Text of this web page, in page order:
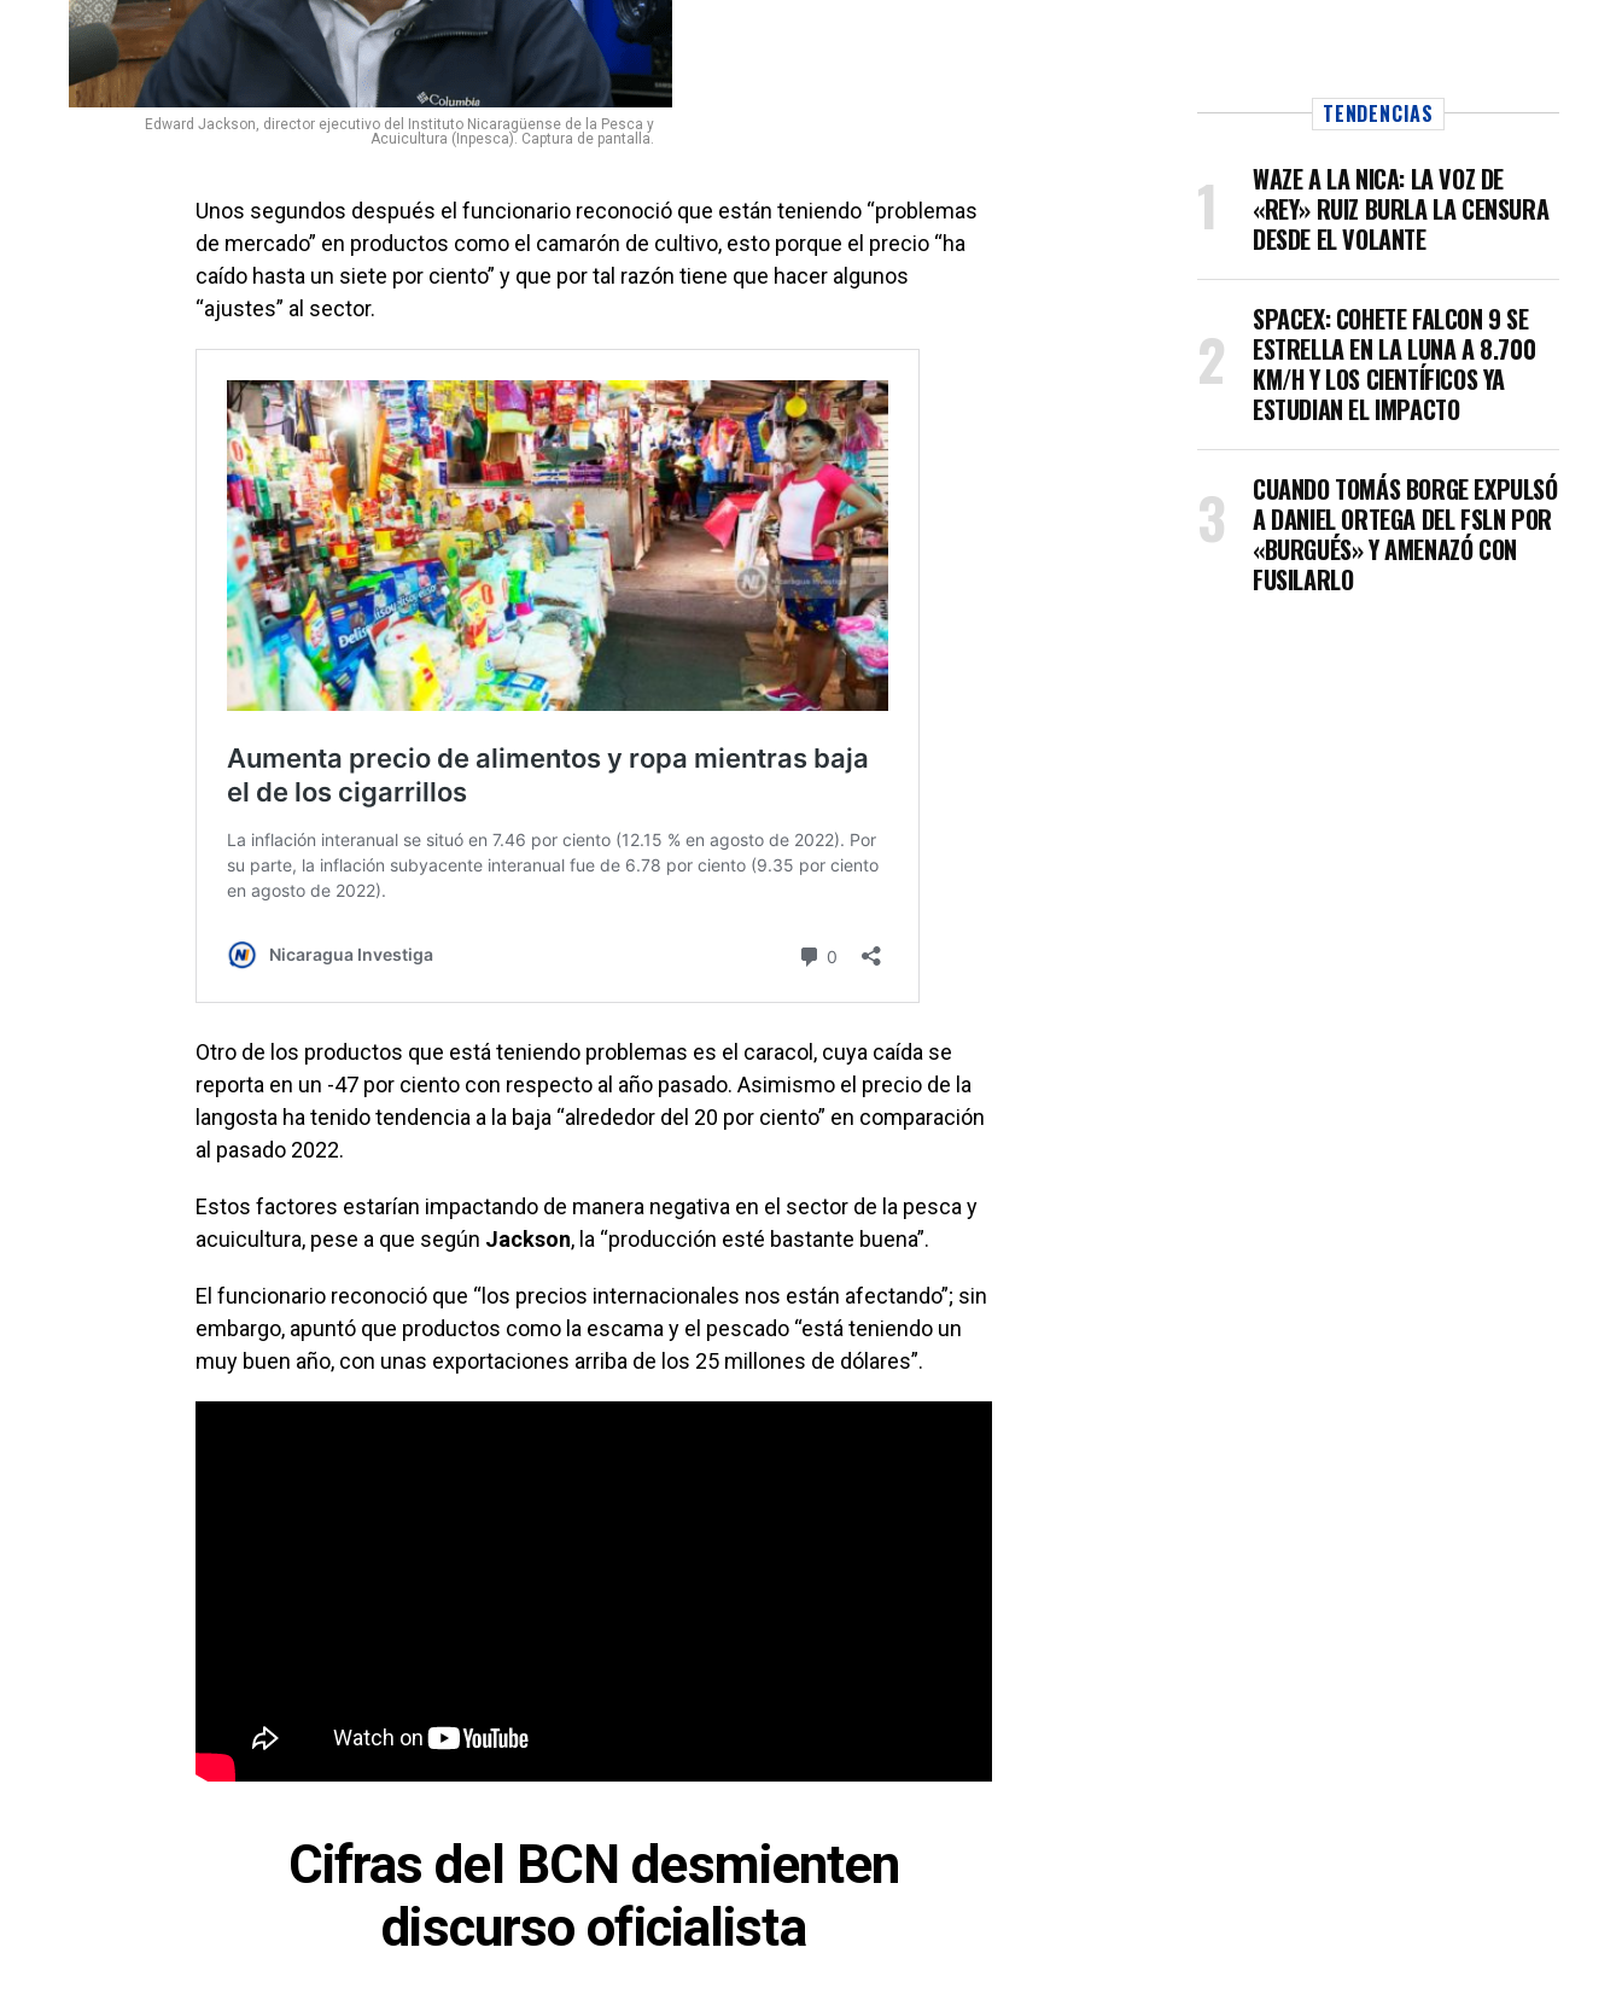
Edward Jackson, director ejecutivo del Instituto Nicaragüense de la Pesca y
Acuicultura (Inpesca). Captura de pantalla.
Unos segundos después el funcionario reconoció que están teniendo “problemas
de mercado” en productos como el camarón de cultivo, esto porque el precio “ha
caído hasta un siete por ciento” y que por tal razón tiene que hacer algunos
“ajustes” al sector.
Otro de los productos que está teniendo problemas es el caracol, cuya caída se
reporta en un -47 por ciento con respecto al año pasado. Asimismo el precio de la
langosta ha tenido tendencia a la baja “alrededor del 20 por ciento” en comparación
al pasado 2022.
Estos factores estarían impactando de manera negativa en el sector de la pesca y
acuicultura, pese a que según Jackson, la “producción esté bastante buena”.
El funcionario reconoció que “los precios internacionales nos están afectando”; sin
embargo, apuntó que productos como la escama y el pescado “está teniendo un
muy buen año, con unas exportaciones arriba de los 25 millones de dólares”.
Cifras del BCN desmienten
discurso oficialista
TENDENCIAS
WAZE A LA NICA: LA VOZ DE
«REY» RUIZ BURLA LA CENSURA
DESDE EL VOLANTE
SPACEX: COHETE FALCON 9 SE
ESTRELLA EN LA LUNA A 8.700
KM/H Y LOS CIENTÍFICOS YA
ESTUDIAN EL IMPACTO
CUANDO TOMÁS BORGE EXPULSÓ
A DANIEL ORTEGA DEL FSLN POR
«BURGUÉS» Y AMENAZÓ CON
FUSILARLO